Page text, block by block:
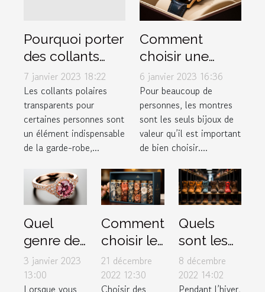
Pourquoi porter
des collants
polaires
transparents ?
7 janvier 2023 18:22
Les collants polaires
transparents pour
certaines personnes sont
un élément indispensable
de la garde-robe,...
Comment
choisir une
montre de luxe
?
6 janvier 2023 16:36
Pour beaucoup de
personnes, les montres
sont les seuls bijoux de
valeur qu’il est important
de bien choisir....
Quel
genre de
bague de
fiançailles
3 janvier 2023
13:00
Lorsque vous
Comment
choisir le
meilleur
box pour
21 décembre
2022 12:30
Choisir des
Quels
sont les
critères
de choix
8 décembre
2022 14:02
Pendant l’hiver,